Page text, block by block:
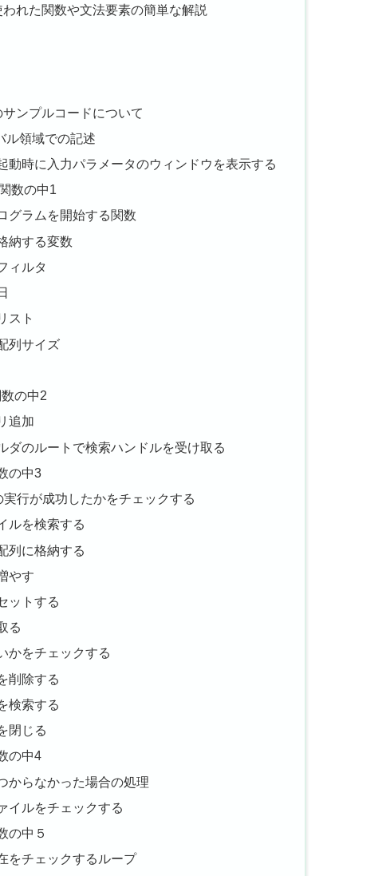
れた関数や文法要素の簡単な解説
ンプルコードについて
ル領域での記述
動時に入力パラメータのウィンドウを表示する
数の中1
グラムを開始する関数
納する変数
ィルタ
スト
列サイズ
の中2
追加
ダのルートで検索ハンドルを受け取る
の中3
行が成功したかをチェックする
ルを検索する
列に格納する
やす
ットする
る
かをチェックする
削除する
検索する
閉じる
の中4
からなかった場合の処理
イルをチェックする
の中５
をチェックするループ